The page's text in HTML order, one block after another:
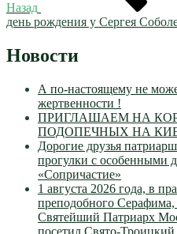
Назад
день рождения у Сергея
Новости
А по-настоящему не
жертвенности !
ПРИГЛАШАЕМ НА
ПОДОПЕЧНЫХ НА
Дорогие друзья
прогулки с особенными
«Сопричастие»
1 августа 2026 года, в
преподобного Серафима,
Святейший Патриарх
посетил Свято-